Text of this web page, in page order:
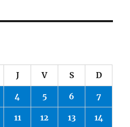
J V S D
4 5 6 7
11 12 13 14